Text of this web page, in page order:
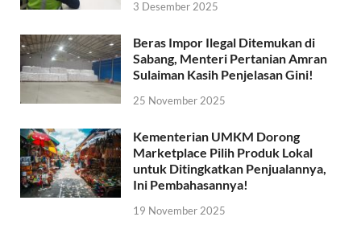
3 Desember 2025
Beras Impor Ilegal Ditemukan di
Sabang, Menteri Pertanian Amran
Sulaiman Kasih Penjelasan Gini!
25 November 2025
Kementerian UMKM Dorong
Marketplace Pilih Produk Lokal
untuk Ditingkatkan Penjualannya,
Ini Pembahasannya!
19 November 2025